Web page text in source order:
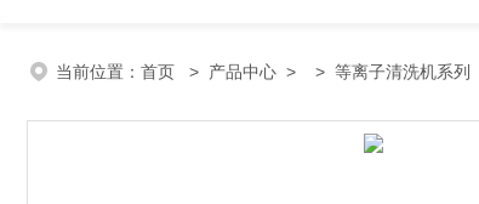
当前位置： 首页 > 产品中心 > > 等离子清洗机系列